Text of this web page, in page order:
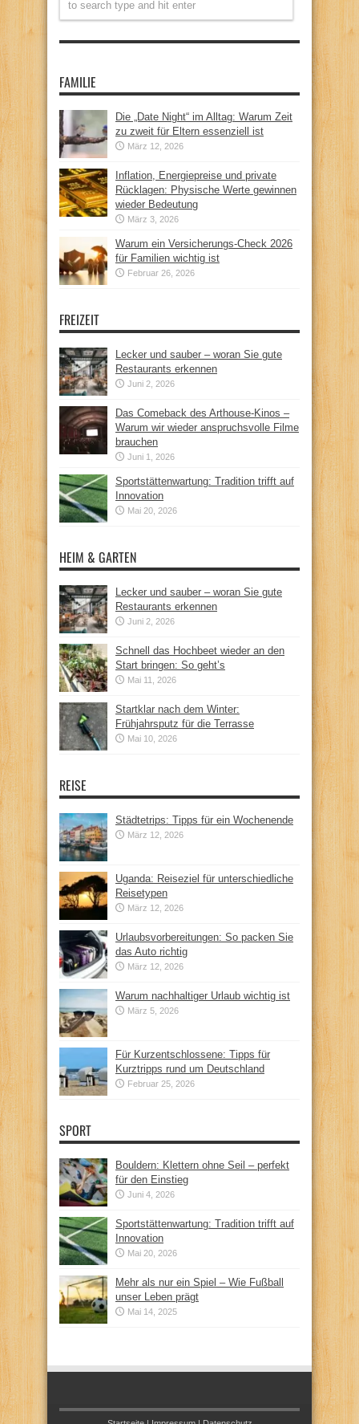
FAMILIE
Die „Date Night“ im Alltag: Warum Zeit
zu zweit für Eltern essenziell ist
März 12, 2026
Inflation, Energiepreise und private
Rücklagen: Physische Werte gewinnen
wieder Bedeutung
März 3, 2026
Warum ein Versicherungs-Check 2026
für Familien wichtig ist
Februar 26, 2026
FREIZEIT
Lecker und sauber – woran Sie gute
Restaurants erkennen
Juni 2, 2026
Das Comeback des Arthouse-Kinos –
Warum wir wieder anspruchsvolle Filme
brauchen
Juni 1, 2026
Sportstättenwartung: Tradition trifft auf
Innovation
Mai 20, 2026
HEIM & GARTEN
Lecker und sauber – woran Sie gute
Restaurants erkennen
Juni 2, 2026
Schnell das Hochbeet wieder an den
Start bringen: So geht’s
Mai 11, 2026
Startklar nach dem Winter:
Frühjahrsputz für die Terrasse
Mai 10, 2026
REISE
Städtetrips: Tipps für ein Wochenende
März 12, 2026
Uganda: Reiseziel für unterschiedliche
Reisetypen
März 12, 2026
Urlaubsvorbereitungen: So packen Sie
das Auto richtig
März 12, 2026
Warum nachhaltiger Urlaub wichtig ist
März 5, 2026
Für Kurzentschlossene: Tipps für
Kurztripps rund um Deutschland
Februar 25, 2026
SPORT
Bouldern: Klettern ohne Seil – perfekt
für den Einstieg
Juni 4, 2026
Sportstättenwartung: Tradition trifft auf
Innovation
Mai 20, 2026
Mehr als nur ein Spiel – Wie Fußball
unser Leben prägt
Mai 14, 2025